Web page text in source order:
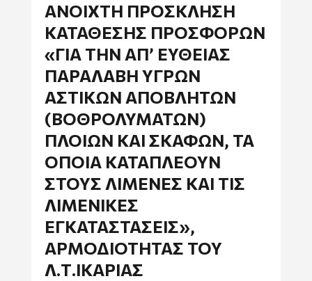
ΑΝΟΙΧΤΉ ΠΡΌΣΚΛΗΣΗ
ΚΑΤΆΘΕΣΗΣ ΠΡΟΣΦΟΡΏΝ
«ΓΙΑ ΤΗΝ ΑΠ’ ΕΥΘΕΊΑΣ
ΠΑΡΑΛΑΒΉ ΥΓΡΏΝ
ΑΣΤΙΚΏΝ ΑΠΟΒΛΉΤΩΝ
(ΒΟΘΡΟΛΥΜΆΤΩΝ)
ΠΛΟΊΩΝ ΚΑΙ ΣΚΑΦΏΝ, ΤΑ
ΟΠΟΊΑ ΚΑΤΑΠΛΈΟΥΝ
ΣΤΟΥΣ ΛΙΜΈΝΕΣ ΚΑΙ ΤΙΣ
ΛΙΜΕΝΙΚΈΣ
ΕΓΚΑΤΑΣΤΆΣΕΙΣ»,
ΑΡΜΟΔΙΌΤΗΤΑΣ ΤΟΥ
Λ.Τ.ΙΚΑΡΊΑΣ